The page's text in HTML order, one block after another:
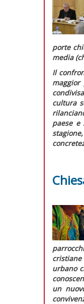
porte
media
Il
cultura
paese e
urbano
un